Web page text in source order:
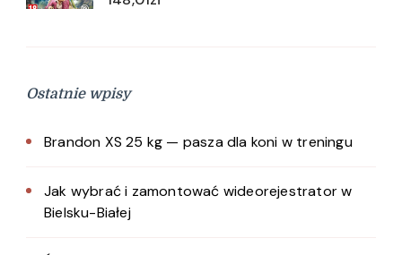
Ostatnie wpisy
Brandon XS 25 kg — pasza dla koni w treningu
Jak wybrać i zamontować wideorejestrator w
Bielsku-Białej